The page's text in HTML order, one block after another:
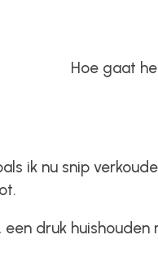
Hoe gaat
ik nu snip
druk huishouden